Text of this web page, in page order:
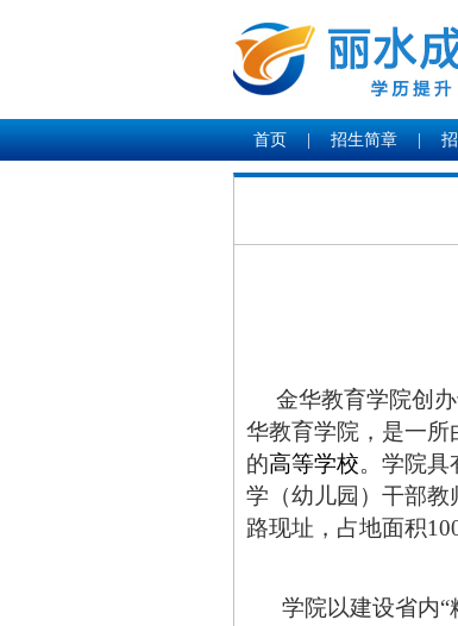
首页 招生简章
金华教育学院创
华教育学院，是一
的高等学校。学院具
学（幼儿园）干部教
路现址，占地面积
学院以建设省内“